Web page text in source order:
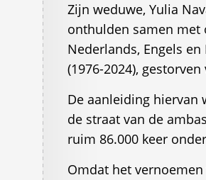
Zijn weduwe, Yulia
onthulden samen met
Nederlands, Engels
(1976-2024),
De aanleiding hiervan
de straat van de
ruim 86.000 keer
Omdat het